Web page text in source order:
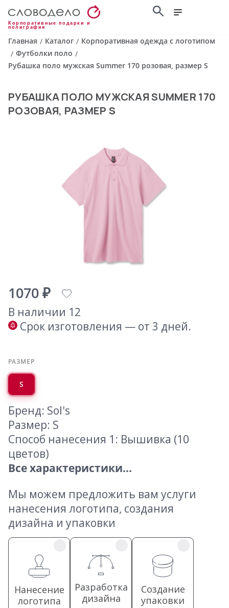
Корпоративные подарки и
полиграфия
Главная / Каталог / Корпоративная одежда с логотипом
/ Футболки поло /
Рубашка поло мужская Summer 170 розовая, размер S
РУБАШКА ПОЛО МУЖСКАЯ SUMMER 170
РОЗОВАЯ, РАЗМЕР S
1070 ₽
В наличии 12
Срок изготовления — от 3 дней.
РАЗМЕР
S
Бренд: Sol's
Размер: S
Способ нанесения 1: Вышивка (10
цветов)
Все характеристики...
Мы можем предложить вам услуги
нанесения логотипа, создания
дизайна и упаковки
Нанесение
логотипа
Разработка
дизайна
Создание
упаковки